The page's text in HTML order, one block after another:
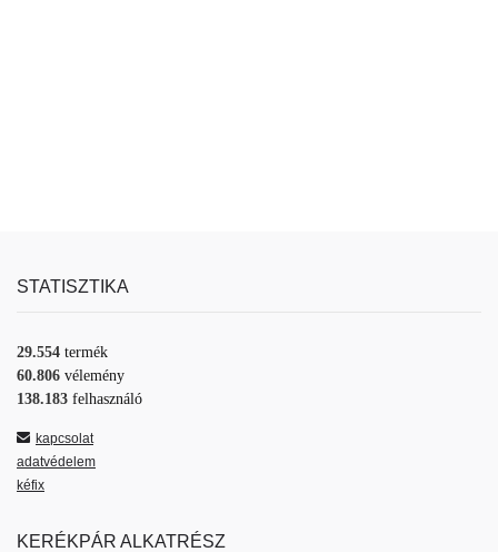
STATISZTIKA
29.554 termék
60.806 vélemény
138.183 felhasználó
kapcsolat
adatvédelem
kéfix
KERÉKPÁR ALKATRÉSZ